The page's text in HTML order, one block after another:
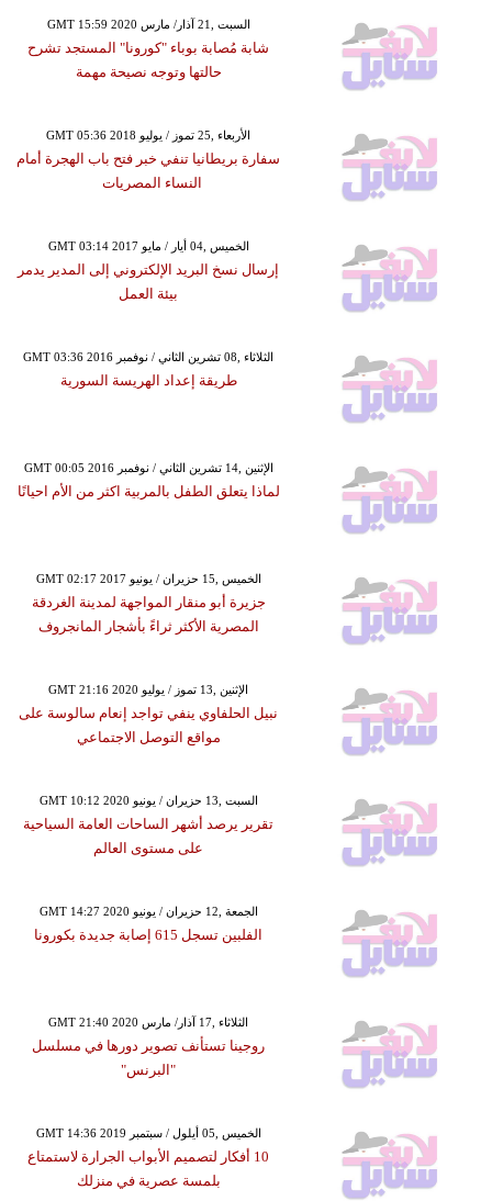
GMT 15:59 2020 السبت ,21 آذار/ مارس
شابة مُصابة بوباء "كورونا" المستجد تشرح
حالتها وتوجه نصيحة مهمة
GMT 05:36 2018 الأربعاء ,25 تموز / يوليو
سفارة بريطانيا تنفي خبر فتح باب الهجرة أمام
النساء المصريات
GMT 03:14 2017 الخميس ,04 أيار / مايو
إرسال نسخ البريد الإلكتروني إلى المدير يدمر
بيئة العمل
GMT 03:36 2016 الثلاثاء ,08 تشرين الثاني / نوفمبر
طريقة إعداد الهريسة السورية
GMT 00:05 2016 الإثنين ,14 تشرين الثاني / نوفمبر
لماذا يتعلق الطفل بالمربية اكثر من الأم احيانًا
GMT 02:17 2017 الخميس ,15 حزيران / يونيو
جزيرة أبو منقار المواجهة لمدينة الغردقة
المصرية الأكثر ثراءً بأشجار المانجروف
GMT 21:16 2020 الإثنين ,13 تموز / يوليو
نبيل الحلفاوي ينفي تواجد إنعام سالوسة على
مواقع التوصل الاجتماعي
GMT 10:12 2020 السبت ,13 حزيران / يونيو
تقرير يرصد أشهر الساحات العامة السياحية
على مستوى العالم
GMT 14:27 2020 الجمعة ,12 حزيران / يونيو
الفلبين تسجل 615 إصابة جديدة بكورونا
GMT 21:40 2020 الثلاثاء ,17 آذار/ مارس
روجينا تستأنف تصوير دورها في مسلسل
"البرنس"
GMT 14:36 2019 الخميس ,05 أيلول / سبتمبر
10 أفكار لتصميم الأبواب الجرارة لاستمتاع
بلمسة عصرية في منزلك